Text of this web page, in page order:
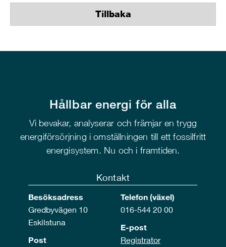
Tillbaka
Hållbar energi för alla
Vi bevakar, analyserar och främjar en trygg
energiförsörjning i omställningen till ett fossilfritt
energisystem. Nu och i framtiden.
Kontakt
Besöksadress
Gredbyvägen 10
Eskilstuna
Post
Telefon (växel)
016-544 20 00
E-post
Registrator